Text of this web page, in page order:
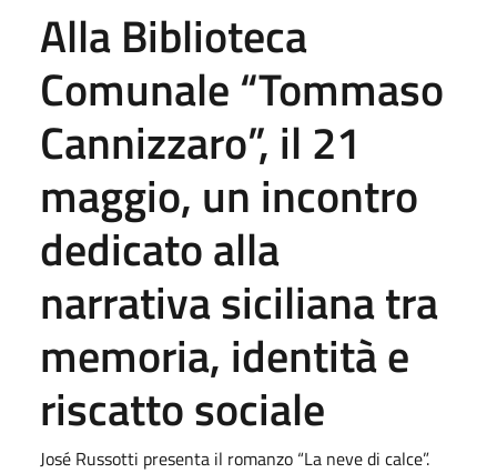
Alla Biblioteca
Comunale “Tommaso
Cannizzaro”, il 21
maggio, un incontro
dedicato alla
narrativa siciliana tra
memoria, identità e
riscatto sociale
José Russotti presenta il romanzo “La neve di calce”.